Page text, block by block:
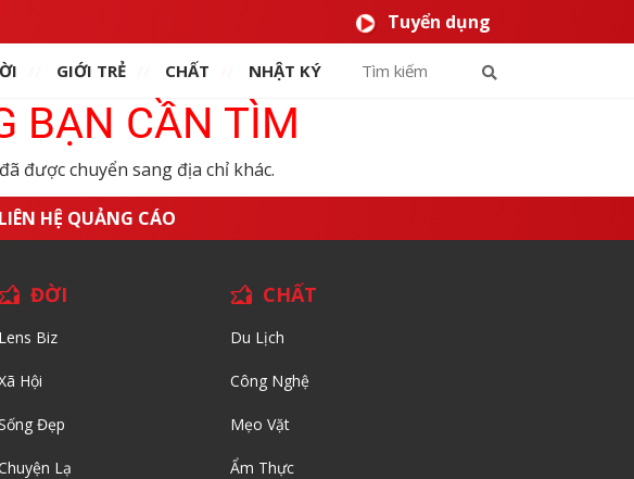
Tuyển dụng
GIỚI TRẺ CHẤT NHẬT KÝ
BẠN CẦN TÌM
được chuyển sang địa chỉ khác.
LIÊN HỆ QUẢNG CÁO
ĐỜI
Lens Biz
Hội
Đẹp
Lạ
CHẤT
Du Lịch
Công Nghệ
Mẹo Vặt
Ẩm Thực